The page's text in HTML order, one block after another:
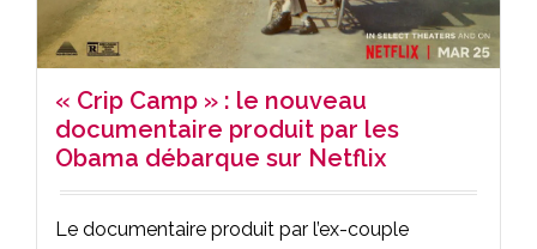
« Crip Camp » : le nouveau
documentaire produit par les
Obama débarque sur Netflix
Le documentaire produit par l’ex-couple